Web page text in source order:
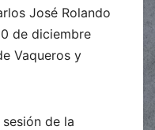
José Rolando
de diciembre
Vaqueros y
de la